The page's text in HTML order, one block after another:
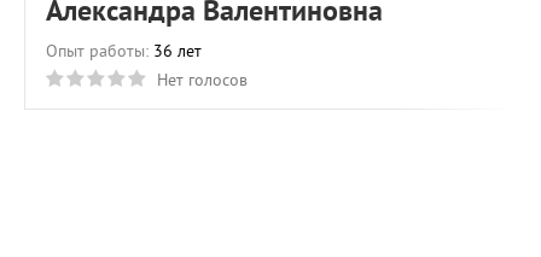
Александра Валентиновна
Опыт работы: 36 лет
Нет голосов